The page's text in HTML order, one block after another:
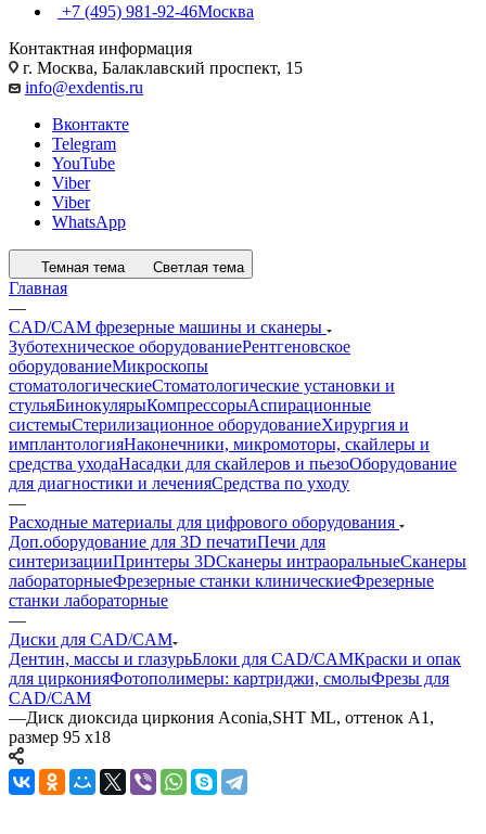
+7 (495) 981-92-46Москва
Контактная информация
г. Москва, Балаклавский проспект, 15
info@exdentis.ru
Вконтакте
Telegram
YouTube
Viber
Viber
WhatsApp
Темная тема Светлая тема
Главная
—
CAD/CAM фрезерные машины и сканеры
Зуботехническое оборудованиеРентгеновское
оборудованиеМикроскопы
стоматологическиеСтоматологические установки и
стульяБинокулярыКомпрессорыАспирационные
системыСтерилизационное оборудованиеХирургия и
имплантологияНаконечники, микромоторы, скайлеры и
средства уходаНасадки для скайлеров и пьезоОборудование
для диагностики и леченияСредства по уходу
—
Расходные материалы для цифрового оборудования
Доп.оборудование для 3D печатиПечи для
синтеризацииПринтеры 3DСканеры интраоральныеСканеры
лабораторныеФрезерные станки клиническиеФрезерные
станки лабораторные
—
Диски для CAD/CAM
Дентин, массы и глазурьБлоки для CAD/CAMКраски и опак
для цирконияФотополимеры: картриджи, смолыФрезы для
CAD/CAM
—Диск диоксида циркония Aconia,SHT ML, оттенок A1,
размер 95 x18